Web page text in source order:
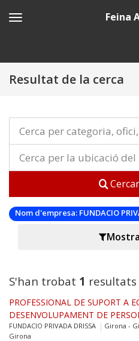
Feina
Resultat de la cerca
Cercar
Nom d'empresa: FUNDACIO
S'han trobat 1 resultats
PROFESSIONAL DE SUPORT A
DESENVOLUPAMENT DE
FUNDACIO PRIVADA DRISSA
Girona -
Girona